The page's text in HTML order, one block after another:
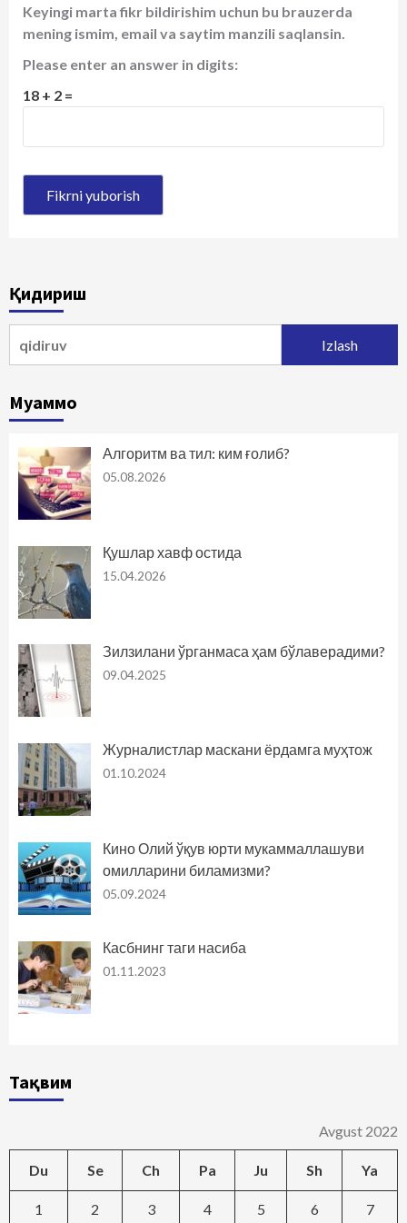
Keyingi marta fikr bildirishim uchun bu brauzerda
mening ismim, email va saytim manzili saqlansin.
Please enter an answer in digits:
18 + 2 =
Қидириш
Муаммо
Алгоритм ва тил: ким ғолиб?
05.08.2026
Қушлар хавф остида
15.04.2026
Зилзилани ўрганмаса ҳам бўлаверадими?
09.04.2025
Журналистлар маскани ёрдамга муҳтож
01.10.2024
Кино Олий ўқув юрти мукаммаллашуви
омилларини биламизми?
05.09.2024
Касбнинг таги насиба
01.11.2023
Тақвим
Avgust 2022
Du Se Ch Pa Ju Sh Ya
1 2 3 4 5 6 7